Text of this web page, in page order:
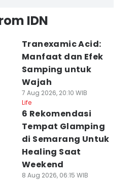
IDN
Tranexamic Acid:
Manfaat dan Efek
Samping untuk
Wajah
7 Aug 2026, 20:10 WIB
Life
6 Rekomendasi
Tempat Glamping
di Semarang Untuk
Healing Saat
Weekend
8 Aug 2026, 06:15 WIB